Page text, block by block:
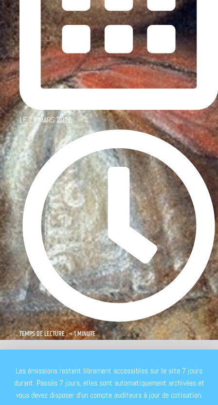
LE29 MARS 2025
TEMPS DE LECTURE : < 1 MINUTE
Les émissions restent librement accessibles sur le site 7 jours
durant. Passés 7 jours, elles sont automatiquement archivées et
vous devez disposer d'un compte auditeurs à jour de cotisation.